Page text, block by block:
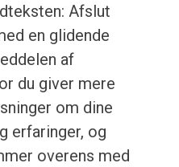
Afslut
en glidende
af
du giver mere
om dine
erfaringer, og
overens med